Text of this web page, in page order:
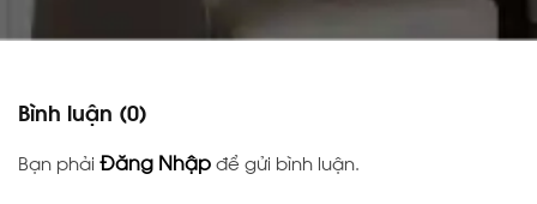
Bình luận (0)
Bạn phải Đăng Nhậpđể gửi bình luận.